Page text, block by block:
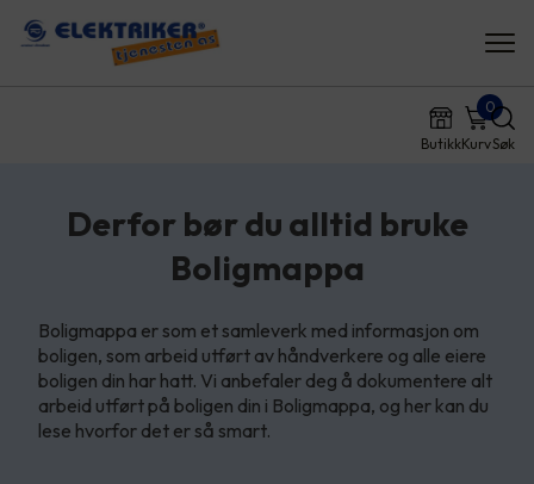
ButikkKurv
0
Søk
Derfor bør du alltid bruke
Boligmappa
Boligmappa er som et samleverk med informasjon om
boligen, som arbeid utført av håndverkere og alle eiere
boligen din har hatt. Vi anbefaler deg å dokumentere alt
arbeid utført på boligen din i Boligmappa, og her kan du
lese hvorfor det er så smart.